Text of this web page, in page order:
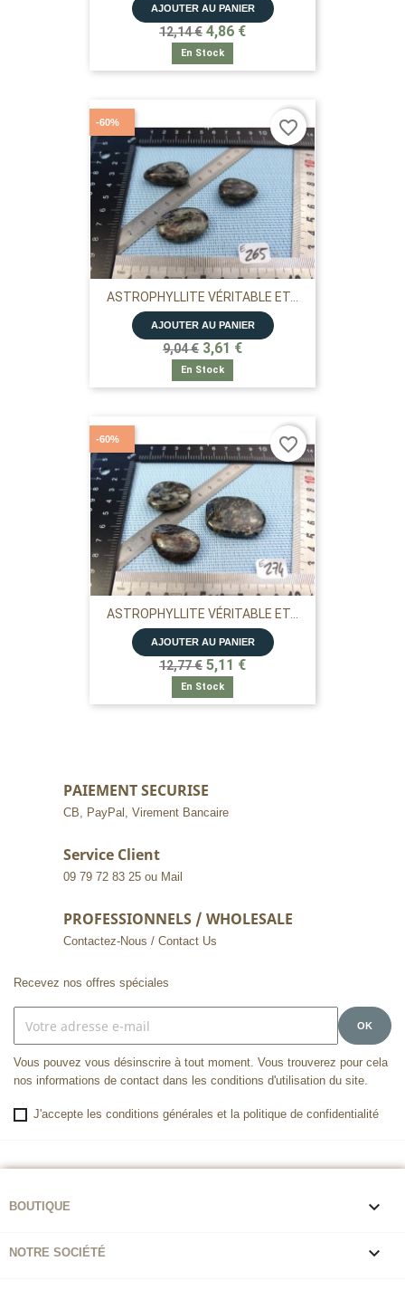
AJOUTER AU PANIER
12,14 € 4,86 €
En Stock
ASTROPHYLLITE VÉRITABLE ET...
AJOUTER AU PANIER
9,04 € 3,61 €
En Stock
-60% favorite_border
ASTROPHYLLITE VÉRITABLE ET...
AJOUTER AU PANIER
12,77 € 5,11 €
En Stock
-60% favorite_border
PAIEMENT SECURISE
CB, PayPal, Virement Bancaire
Service Client
09 79 72 83 25 ou Mail
PROFESSIONNELS / WHOLESALE
Contactez-Nous / Contact Us
Recevez nos offres spéciales
Vous pouvez vous désinscrire à tout moment. Vous trouverez pour cela
nos informations de contact dans les conditions d'utilisation du site.
J'accepte les conditions générales et la politique de confidentialité
BOUTIQUE 
NOTRE SOCIÉTÉ 